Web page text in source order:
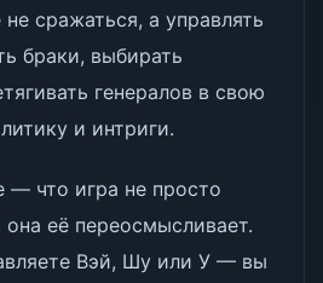
сражаться, а управлять
браки, выбирать
генералов в свою
и интриги.
— что игра не просто
она её переосмысливает.
Вэй, Шу или У — вы